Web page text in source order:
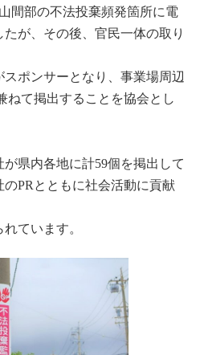
間部の不法投棄頻発箇所に電
が、その後、官民一体の取り
ポンサーとなり、事業場周辺
ねて掲出することを協会とし
県内各地に計59個を掲出して
PRとともに社会活動に貢献
ています。